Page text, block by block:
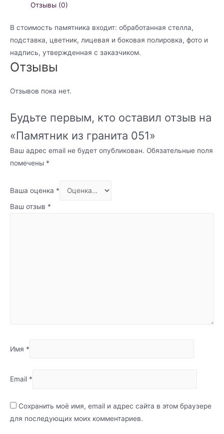
Отзывы (0)
В стоимость памятника входит: обработанная стелла,
подставка, цветник, лицевая и боковая полировка, фото и
надпись, утвержденная с заказчиком.
Отзывы
Отзывов пока нет.
Будьте первым, кто оставил отзыв на
«Памятник из гранита 051»
Ваш адрес email не будет опубликован. Обязательные поля
помечены *
Ваша оценка *
Ваш отзыв *
Имя *
Email *
Сохранить моё имя, email и адрес сайта в этом браузере
для последующих моих комментариев.